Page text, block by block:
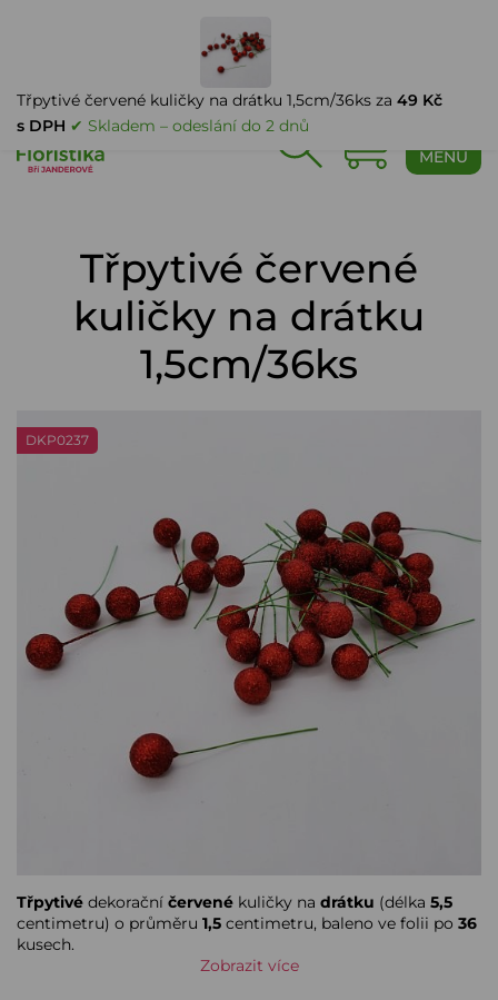
MENU
Třpytivé červené
kuličky na drátku
1,5cm/36ks
DKP0237
Třpytivé dekorační červené kuličky na drátku (délka 5,5
centimetru) o průměru 1,5 centimetru, baleno ve folii po 36
kusech.
Zobrazit více
Třpytivé červené kuličky na drátku 1,5cm/36ks za 49 Kč
s DPH ✔ Skladem – odeslání do 2 dnů